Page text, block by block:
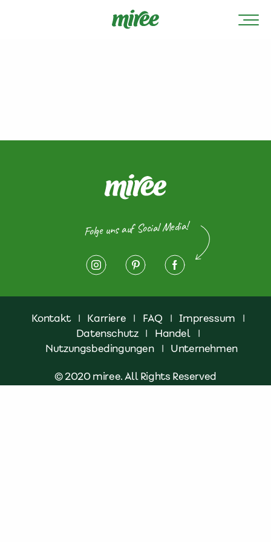
Folge uns auf Social Media!
Kontakt | Karriere | FAQ | Impressum
|
Datenschutz | Handel
|
Nutzungsbedingungen
| Unternehmen
© 2020 miree. All Rights Reserved